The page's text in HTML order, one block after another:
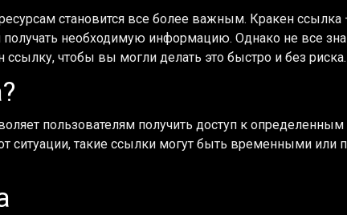
становится все более важным. Кракен ссылка
получать необходимую информацию. Однако не все
чтобы вы могли делать это быстро и без риска.
пользователям получить доступ к определенным
ситуации, такие ссылки могут быть временными или